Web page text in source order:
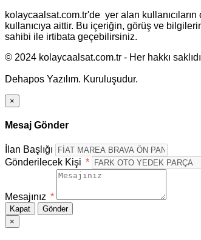
kolaycaalsat.com.tr'de yer alan
kullanıcıya aittir. Bu içeriğin, görüş ve
sahibi ile irtibata geçebilirsiniz.
© 2024 kolaycaalsat.com.tr - Her hakkı
Dehapos Yazılım. Kuruluşudur.
×
Mesaj Gönder
İlan Başlığı
Gönderilecek Kişi *
Mesajınız *
Kapat
Gönder
×